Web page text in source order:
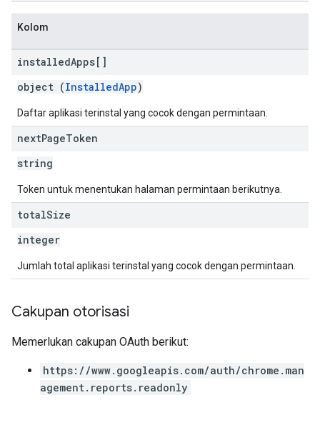
Kolom
installedApps[]
object (InstalledApp)
Daftar aplikasi terinstal yang cocok dengan permintaan.
nextPageToken
string
Token untuk menentukan halaman permintaan berikutnya.
totalSize
integer
Jumlah total aplikasi terinstal yang cocok dengan permintaan.
Cakupan otorisasi
Memerlukan cakupan OAuth berikut:
https://www.googleapis.com/auth/chrome.man
agement.reports.readonly